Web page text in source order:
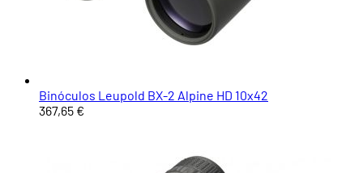
Binóculos Leupold BX-2 Alpine HD 10x42
367,65 €